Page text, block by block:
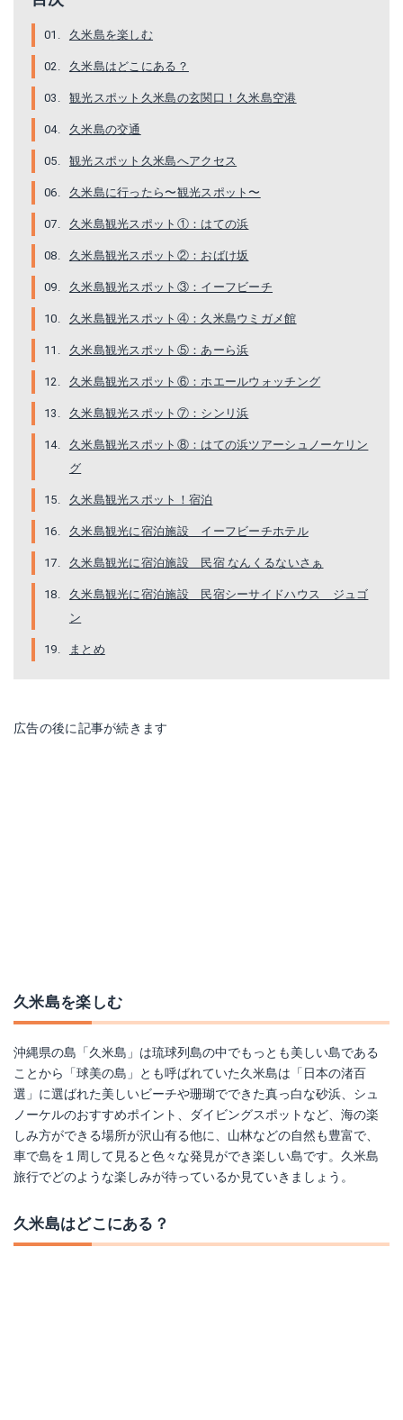
久米島を楽しむ
久米島はどこにある？
観光スポット久米島の玄関口！久米島空港
久米島の交通
観光スポット久米島へアクセス
久米島に行ったら〜観光スポット〜
久米島観光スポット①：はての浜
久米島観光スポット②：おばけ坂
久米島観光スポット③：イーフビーチ
久米島観光スポット④：久米島ウミガメ館
久米島観光スポット⑤：あーら浜
久米島観光スポット⑥：ホエールウォッチング
久米島観光スポット⑦：シンリ浜
久米島観光スポット⑧：はての浜ツアーシュノーケリン
グ
久米島観光スポット！宿泊
久米島観光に宿泊施設 イーフビーチホテル
久米島観光に宿泊施設 民宿 なんくるないさぁ
久米島観光に宿泊施設 民宿シーサイドハウス ジュゴ
ン
まとめ
広告の後に記事が続きます
久米島を楽しむ
沖縄県の島「久米島」は琉球列島の中でもっとも美しい島である
ことから「球美の島」とも呼ばれていた久米島は「日本の渚百
選」に選ばれた美しいビーチや珊瑚でできた真っ白な砂浜、シュ
ノーケルのおすすめポイント、ダイビングスポットなど、海の楽
しみ方ができる場所が沢山有る他に、山林などの自然も豊富で、
車で島を１周して見ると色々な発見ができ楽しい島です。久米島
旅行でどのような楽しみが待っているか見ていきましょう。
久米島はどこにある？